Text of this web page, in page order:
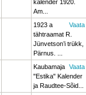
kalender 1920.
Am...
Vaata
1923 a
tähtraamat R.
Jünvetson’i trükk,
Pärnus. ...
Vaata
Kaubamaja
"Estika" Kalender
ja Raudtee-Sõid...